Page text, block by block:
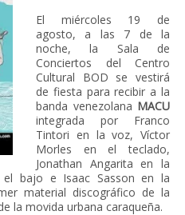
El miércoles 19 de
agosto, a las 7 de la
noche, la Sala de
Conciertos del Centro
Cultural BOD se vestirá
de fiesta para recibir a la
banda venezolana MACU
integrada por Franco
Tintori en la voz, Víctor
Morles en el teclado,
Jonathan Angarita en la
el bajo e Isaac Sasson en la
material discográfico de la
la movida urbana caraqueña.